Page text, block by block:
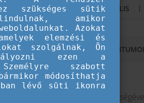
AKTUÁLIS
EUROPASS
Europass oklevélmelléklet?
Az Europass oklevélmelléklet
szükséges sütik
amikor
Azokat
elemzési és
szolgálnak, Ön
ezen a
szabott
módosíthatja
lévő süti ikonra